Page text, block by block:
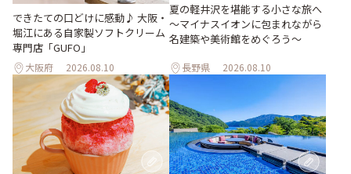
できたての口どけに感動♪ 大阪・
堀江にある自家製ソフトクリーム
専門店「GUFO」
大阪府 2026.08.10
夏の軽井沢を堪能する小さな旅へ
～マイナスイオンに包まれながら
名建築や美術館をめぐろう～
長野県 2026.08.10